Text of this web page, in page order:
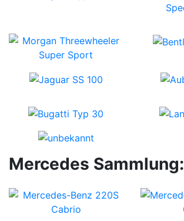
Mercedes Sammlung: